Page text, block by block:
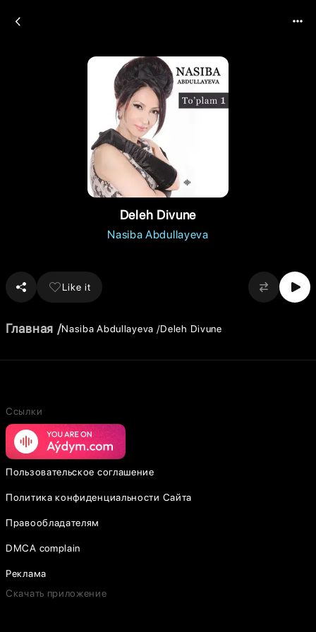
Deleh Divune
Nasiba Abdullayeva
Like it
Главная Nasiba Abdullayeva Deleh Divune
Ссылки
Пользовательское соглашение
Политика конфиденциальности Сайта
Правообладателям
DMCA complain
Реклама
Скачать приложение